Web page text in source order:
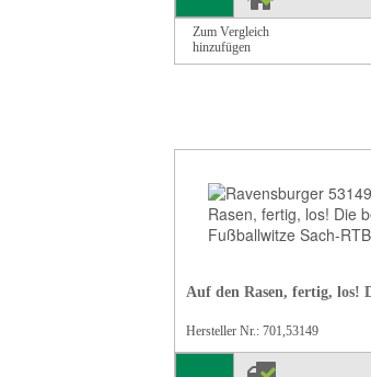
Zum Vergleich
hinzufügen
Auf den Rasen, fertig, los!
Hersteller Nr.: 701,53149